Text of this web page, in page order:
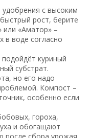
с высоким
рост, берите
или «Аматор» –
в воде согласно
куриный
субстрат.
но его надо
Компост –
особенно если
гороха,
и обогащают